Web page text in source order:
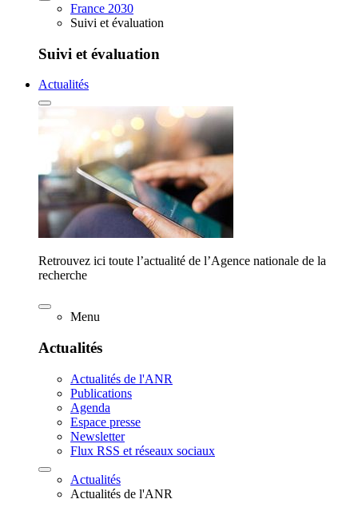
France 2030
Suivi et évaluation
Suivi et évaluation
Actualités
Retrouvez ici toute l’actualité de l’Agence nationale de la
recherche
Menu
Actualités
Actualités de l'ANR
Publications
Agenda
Espace presse
Newsletter
Flux RSS et réseaux sociaux
Actualités
Actualités de l'ANR